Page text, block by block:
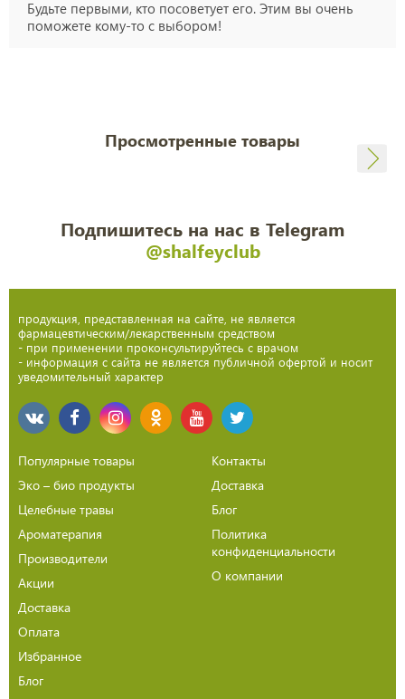
Будьте первыми, кто посоветует его. Этим вы очень
поможете кому-то с выбором!
Просмотренные товары
Подпишитесь на нас в Telegram
@shalfeyclub
продукция, представленная на сайте, не является
фармацевтическим/лекарственным средством
- при применении проконсультируйтесь с врачом
- информация с сайта не является публичной офертой и носит
уведомительный характер
Популярные товары
Эко – био продукты
Целебные травы
Ароматерапия
Производители
Акции
Доставка
Оплата
Избранное
Блог
Контакты
Доставка
Блог
Политика
конфиденциальности
О компании